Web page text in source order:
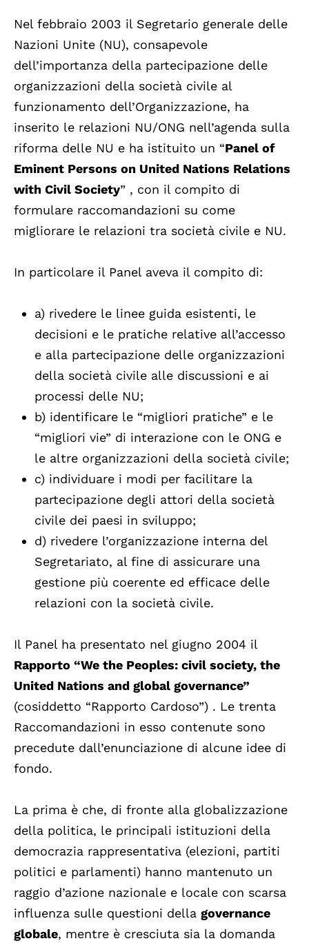
Nel febbraio 2003 il Segretario generale delle
Nazioni Unite (NU), consapevole
dell’importanza della partecipazione delle
organizzazioni della società civile al
funzionamento dell’Organizzazione, ha
inserito le relazioni NU/ONG nell’agenda sulla
riforma delle NU e ha istituito un “Panel of
Eminent Persons on United Nations Relations
with Civil Society” , con il compito di
formulare raccomandazioni su come
migliorare le relazioni tra società civile e NU.
In particolare il Panel aveva il compito di:
a) rivedere le linee guida esistenti, le
decisioni e le pratiche relative all’accesso
e alla partecipazione delle organizzazioni
della società civile alle discussioni e ai
processi delle NU;
b) identificare le “migliori pratiche” e le
“migliori vie” di interazione con le ONG e
le altre organizzazioni della società civile;
c) individuare i modi per facilitare la
partecipazione degli attori della società
civile dei paesi in sviluppo;
d) rivedere l’organizzazione interna del
Segretariato, al fine di assicurare una
gestione più coerente ed efficace delle
relazioni con la società civile.
Il Panel ha presentato nel giugno 2004 il
Rapporto “We the Peoples: civil society, the
United Nations and global governance”
(cosiddetto “Rapporto Cardoso”) . Le trenta
Raccomandazioni in esso contenute sono
precedute dall’enunciazione di alcune idee di
fondo.
La prima è che, di fronte alla globalizzazione
della politica, le principali istituzioni della
democrazia rappresentativa (elezioni, partiti
politici e parlamenti) hanno mantenuto un
raggio d’azione nazionale e locale con scarsa
influenza sulle questioni della governance
globale, mentre è cresciuta sia la domanda